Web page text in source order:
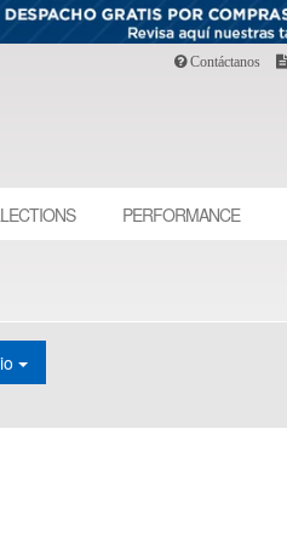
Contáctanos
PERFORMANCE